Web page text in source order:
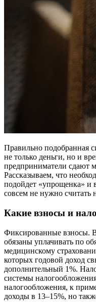
Правильно подобранная
не только деньги, но и
предприниматели сдают
Рассказываем, что
подойдет «упрощенка» и
совсем не нужно считать
Какие взносы и
Фиксированные взносы.
обязаны уплачивать по
медицинскому
которых годовой доход
дополнительный 1%.
системы
налогообложения, к
доходы в 13–15%, но